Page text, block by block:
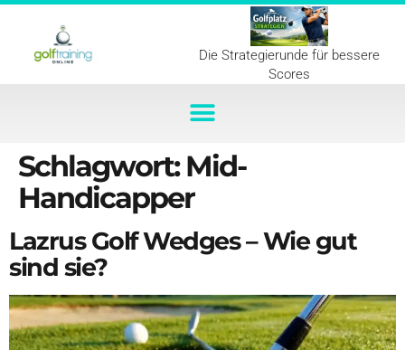
Die Strategierunde für bessere
Scores
Schlagwort:Mid-
Handicapper
Lazrus Golf Wedges – Wie gut
sind sie?